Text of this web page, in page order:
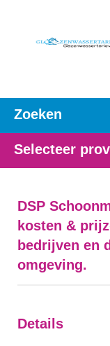
Zoeken
Selecteer
DSP
kosten &
bedrijven en
omgeving.
Details